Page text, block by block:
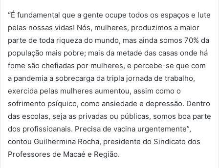
“É fundamental que a gente ocupe todos os espaços e lute
pelas nossas vidas! Nós, mulheres, produzimos a maior
parte de toda riqueza do mundo, mas ainda somos 70% da
população mais pobre; mais da metade das casas onde há
fome são chefiadas por mulheres, e percebe-se que com
a pandemia a sobrecarga da tripla jornada de trabalho,
exercida pelas mulheres aumentou, assim como o
sofrimento psíquico, como ansiedade e depressão. Dentro
das escolas, seja as privadas ou públicas, somos boa parte
dos profissioanais. Precisa de vacina urgentemente”,
contou Guilhermina Rocha, presidente do Sindicato dos
Professores de Macaé e Região.